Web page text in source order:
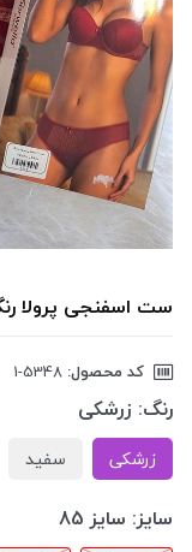
ست اسفنجی پرولا
کد محصول:
رنگ: زرشکی
زرشکی سفید
سایز: سایز 85